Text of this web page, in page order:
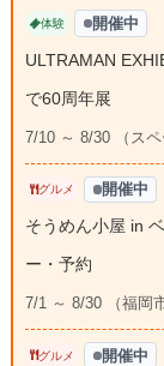
体験 開催中
ULTRAMAN
で60周年展
7/10 ～ 8/30 （ス
グルメ 開催中
そうめん小屋 in
ー・予約
7/1 ～ 8/30 （福岡
グルメ 開催中